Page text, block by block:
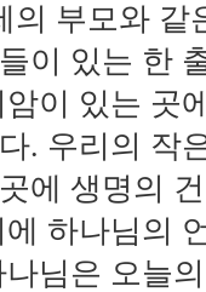
의 부모와 같
이 있는 한
이 있는 곳
. 우리의 작
에 생명의
하나님의
님은 오늘